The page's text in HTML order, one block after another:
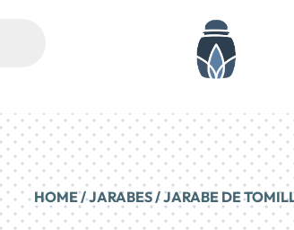
HOME/JARABES/ JARABE DE